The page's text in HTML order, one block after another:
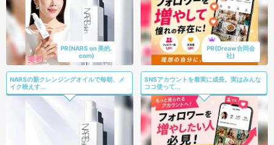
PR(NARS on 美的.
com)
PR(Dreaw合同会
社)
NARSの新クレンジングオイルで毎朝、メ
イク映えす...
SNSアカウントを着実に成長。実はみんな
ココ使って...